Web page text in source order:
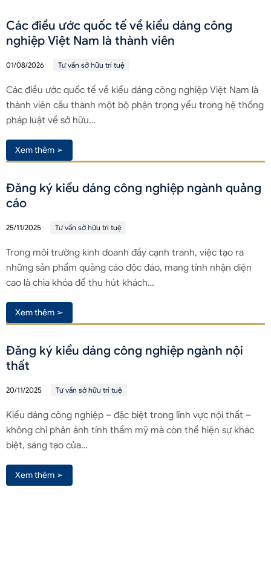
Các điều ước quốc tế về kiểu dáng công
nghiệp Việt Nam là thành viên
01/08/2026 Tư vấn sở hữu trí tuệ
Các điều ước quốc tế về kiểu dáng công nghiệp Việt Nam là
thành viên cấu thành một bộ phận trọng yếu trong hệ thống
pháp luật về sở hữu…
Xem thêm ➢
Đăng ký kiểu dáng công nghiệp ngành quảng
cáo
25/11/2025 Tư vấn sở hữu trí tuệ
Trong môi trường kinh doanh đầy cạnh tranh, việc tạo ra
những sản phẩm quảng cáo độc đáo, mang tính nhận diện
cao là chìa khóa để thu hút khách…
Xem thêm ➢
Đăng ký kiểu dáng công nghiệp ngành nội
thất
20/11/2025 Tư vấn sở hữu trí tuệ
Kiểu dáng công nghiệp – đặc biệt trong lĩnh vực nội thất –
không chỉ phản ánh tính thẩm mỹ mà còn thể hiện sự khác
biệt, sáng tạo của…
Xem thêm ➢